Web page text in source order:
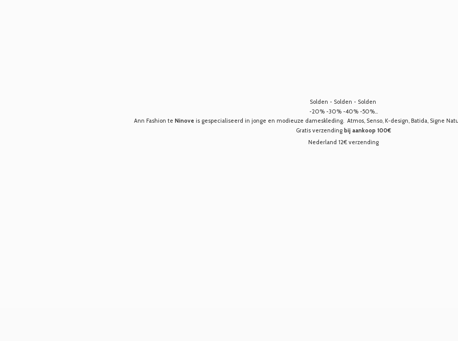
Solden - Solden - Solden
-20% -30% -40% -50%...
Ann Fashion te Ninove is gespecialiseerd in jonge en modieuze dameskleding. Atmos, Senso, K-design, Batida, Signe
Gratis verzending bij aankoop 100€
Nederland 12€ verzending